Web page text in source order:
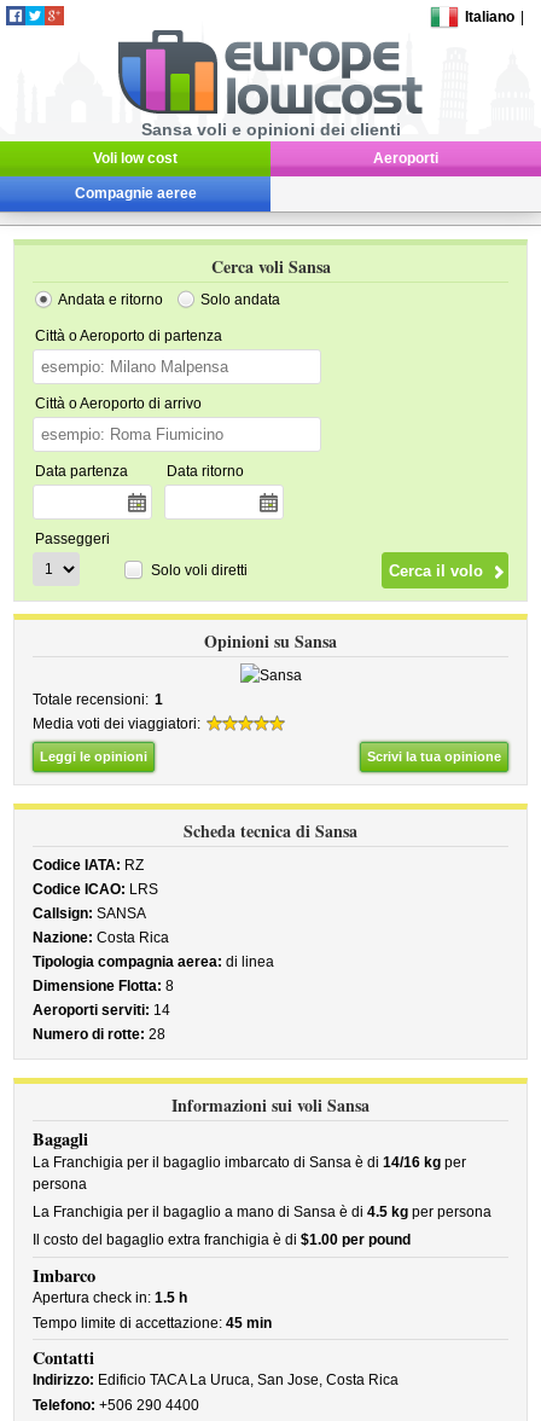
Italiano
Sansa voli e opinioni dei clienti
Voli low cost Aeroporti
Compagnie aeree
Cerca voli Sansa
Andata e ritorno Solo andata
Città o Aeroporto di partenza
Città o Aeroporto di arrivo
Data partenza Data ritorno
Passeggeri
Solo voli diretti
Opinioni su Sansa
Totale recensioni: 1
Media voti dei viaggiatori:
Leggi le opinioni Scrivi la tua opinione
Scheda tecnica di Sansa
Codice IATA: RZ
Codice ICAO: LRS
Callsign: SANSA
Nazione: Costa Rica
Tipologia compagnia aerea: di linea
Dimensione Flotta: 8
Aeroporti serviti: 14
Numero di rotte: 28
Informazioni sui voli Sansa
Bagagli
La Franchigia per il bagaglio imbarcato di Sansa è di14/16 kg per
persona
La Franchigia per il bagaglio a mano di Sansa è di4.5 kg per persona
Il costo del bagaglio extra franchigia è di$1.00 per pound
Imbarco
Apertura check in:1.5 h
Tempo limite di accettazione:45 min
Contatti
Indirizzo: Edificio TACA La Uruca, San Jose, Costa Rica
Telefono: +506 290 4400